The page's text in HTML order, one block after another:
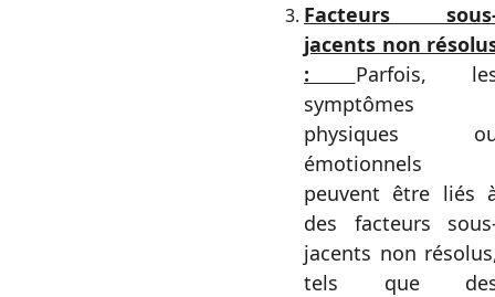
Facteurs
jacents non
: Parfois,
symptômes
physiques
émotionnels
peuvent être liés
des facteurs
jacents non
tels que